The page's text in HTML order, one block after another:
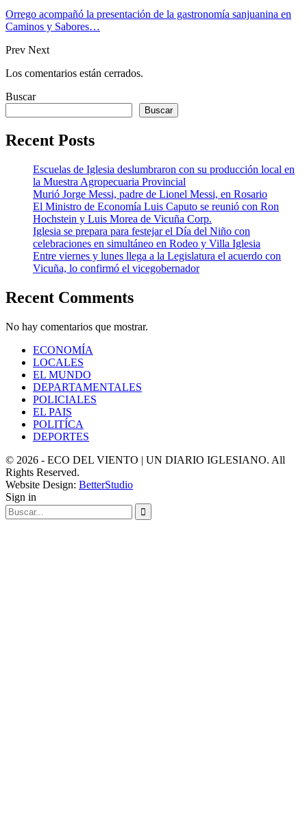
Orrego acompañó la presentación de la gastronomía sanjuanina en
Caminos y Sabores…
Prev Next
Los comentarios están cerrados.
Buscar
Buscar
Recent Posts
Escuelas de Iglesia deslumbraron con su producción local en
la Muestra Agropecuaria Provincial
Murió Jorge Messi, padre de Lionel Messi, en Rosario
El Ministro de Economía Luis Caputo se reunió con Ron
Hochstein y Luis Morea de Vicuña Corp.
Iglesia se prepara para festejar el Día del Niño con
celebraciones en simultáneo en Rodeo y Villa Iglesia
Entre viernes y lunes llega a la Legislatura el acuerdo con
Vicuña, lo confirmó el vicegobernador
Recent Comments
No hay comentarios que mostrar.
ECONOMÍA
LOCALES
EL MUNDO
DEPARTAMENTALES
POLICIALES
EL PAIS
POLITÍCA
DEPORTES
© 2026 - ECO DEL VIENTO | UN DIARIO IGLESIANO. All
Rights Reserved.
Website Design: BetterStudio
Sign in